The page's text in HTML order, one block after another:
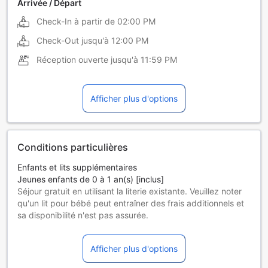
Arrivée / Départ
Check-In à partir de 02:00 PM
Check-Out jusqu'à 12:00 PM
Réception ouverte jusqu'à 11:59 PM
Afficher plus d'options
Conditions particulières
Enfants et lits supplémentaires
Jeunes enfants de 0 à 1 an(s) [inclus]
Séjour gratuit en utilisant la literie existante. Veuillez noter
qu'un lit pour bébé peut entraîner des frais additionnels et
sa disponibilité n'est pas assurée.
Séjour gratuit en utilisant la literie existante.
Les hôtes de 10 ans et plus sont considérés comme des
Afficher plus d'options